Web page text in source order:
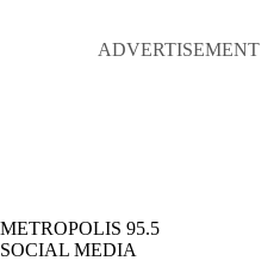
METROPOLIS 95.5
SOCIAL MEDIA